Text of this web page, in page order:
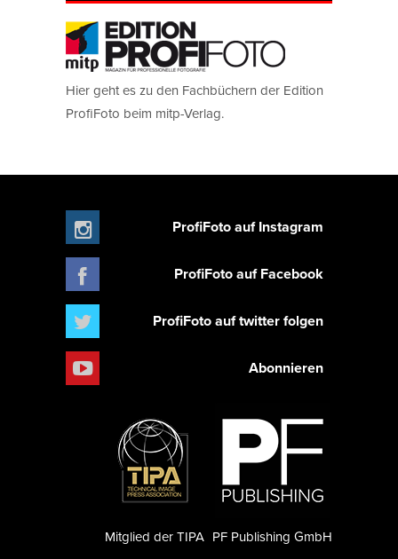
Hier geht es zu den Fachbüchern der Edition
ProfiFoto beim mitp-Verlag.
ProfiFoto auf Instagram
ProfiFoto auf Facebook
ProfiFoto auf twitter folgen
Abonnieren
PF Publishing GmbH
Mitglied der TIPA